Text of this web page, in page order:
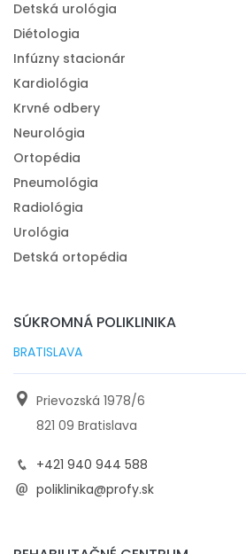
Detská urológia
Diétologia
Infúzny stacionár
Kardiológia
Krvné odbery
Neurológia
Ortopédia
Pneumológia
Radiológia
Urológia
Detská ortopédia
SÚKROMNÁ POLIKLINIKA
BRATISLAVA
Prievozská 1978/6
821 09 Bratislava
+421 940 944 588
poliklinika@profy.sk